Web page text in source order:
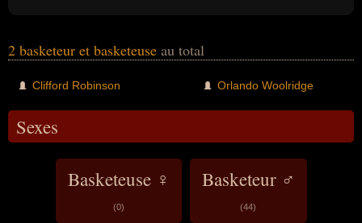
2 basketeur et basketeuse au total
Clifford Robinson Orlando Woolridge
Sexes
Basketeuse ♀
(0)
Basketeur ♂
(44)